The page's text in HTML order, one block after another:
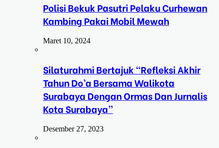
Polisi Bekuk Pasutri Pelaku Curhewan
Kambing Pakai Mobil Mewah
Maret 10, 2024
Silaturahmi Bertajuk “Refleksi Akhir
Tahun Do’a Bersama Walikota
Surabaya Dengan Ormas Dan Jurnalis
Kota Surabaya”
Desember 27, 2023